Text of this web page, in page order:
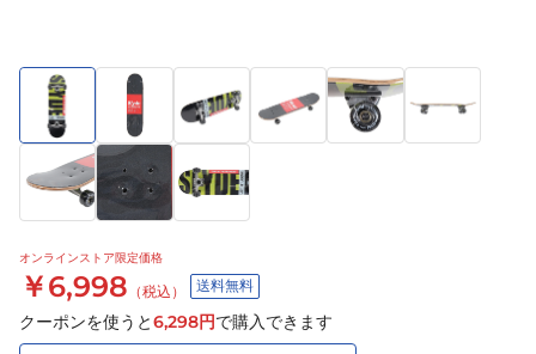
オンラインストア限定価格
￥6,998 （税込） 送料無料
クーポンを使うと6,298円で購入できます